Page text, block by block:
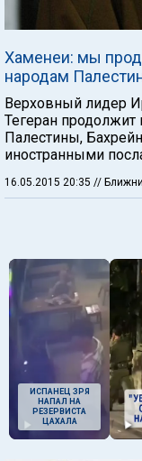
Хаменеи: мы
народам
Верховный лидер
Тегеран
Палестины,
иностранными
16.05.2015 20:35 //
ИСПАНЕЦ ЗРЯ
НАПАЛ НА
РЕЗЕРВИСТА
ЦАХАЛА